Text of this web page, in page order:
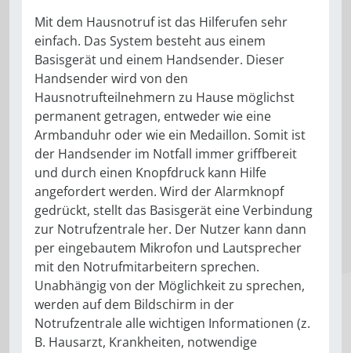
Mit dem Hausnotruf ist das Hilferufen sehr
einfach. Das System besteht aus einem
Basisgerät und einem Handsender. Dieser
Handsender wird von den
Hausnotrufteilnehmern zu Hause möglichst
permanent getragen, entweder wie eine
Armbanduhr oder wie ein Medaillon. Somit ist
der Handsender im Notfall immer griffbereit
und durch einen Knopfdruck kann Hilfe
angefordert werden. Wird der Alarmknopf
gedrückt, stellt das Basisgerät eine Verbindung
zur Notrufzentrale her. Der Nutzer kann dann
per eingebautem Mikrofon und Lautsprecher
mit den Notrufmitarbeitern sprechen.
Unabhängig von der Möglichkeit zu sprechen,
werden auf dem Bildschirm in der
Notrufzentrale alle wichtigen Informationen (z.
B. Hausarzt, Krankheiten, notwendige